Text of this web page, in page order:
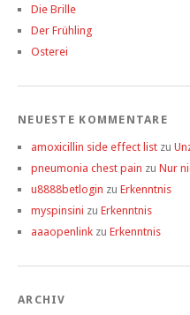
Die Brille
Der Frühling
Osterei
NEUESTE KOMMENTARE
amoxicillin side effect list zu
pneumonia chest pain zu Nur
u8888betlogin zu Erkenntnis
myspinsini zu Erkenntnis
aaaopenlink zu Erkenntnis
ARCHIV